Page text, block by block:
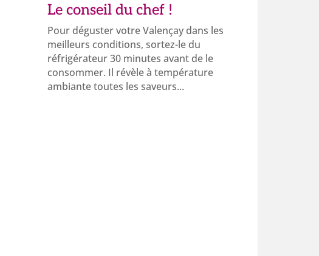
Le conseil du chef !
Pour déguster votre Valençay dans les
meilleurs conditions, sortez-le du
réfrigérateur 30 minutes avant de le
consommer. Il révèle à température
ambiante toutes les saveurs...